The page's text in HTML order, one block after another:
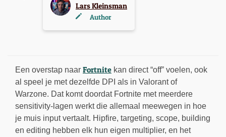
Lars Kleinsman
Author
Een overstap naar Fortnite kan direct “off” voelen, ook
al speel je met dezelfde DPI als in Valorant of
Warzone. Dat komt doordat Fortnite met meerdere
sensitivity-lagen werkt die allemaal meewegen in hoe
je muis input vertaalt. Hipfire, targeting, scope, building
en editing hebben elk hun eigen multiplier, en het